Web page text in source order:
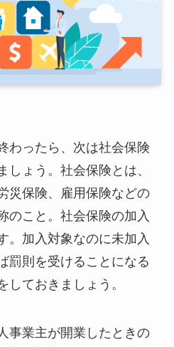
わったら、次は社会保険
しょう。社会保険とは、
災保険、雇用保険などの
のこと。社会保険の加入
。加入対象なのに未加入
罰則を受けることになる
しておきましょう。
事業主が開業したときの